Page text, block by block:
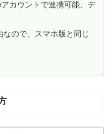
カウントで連携可能、デ
ので、スマホ版と同じ